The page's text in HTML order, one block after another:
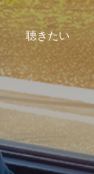
聴きたい